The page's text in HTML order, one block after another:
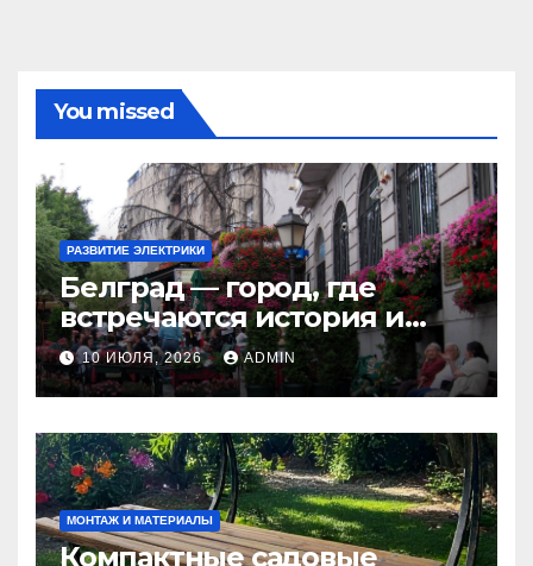
You missed
РАЗВИТИЕ ЭЛЕКТРИКИ
Белград — город, где
встречаются история и
современность
10 ИЮЛЯ, 2026 ADMIN
МОНТАЖ И МАТЕРИАЛЫ
Компактные садовые